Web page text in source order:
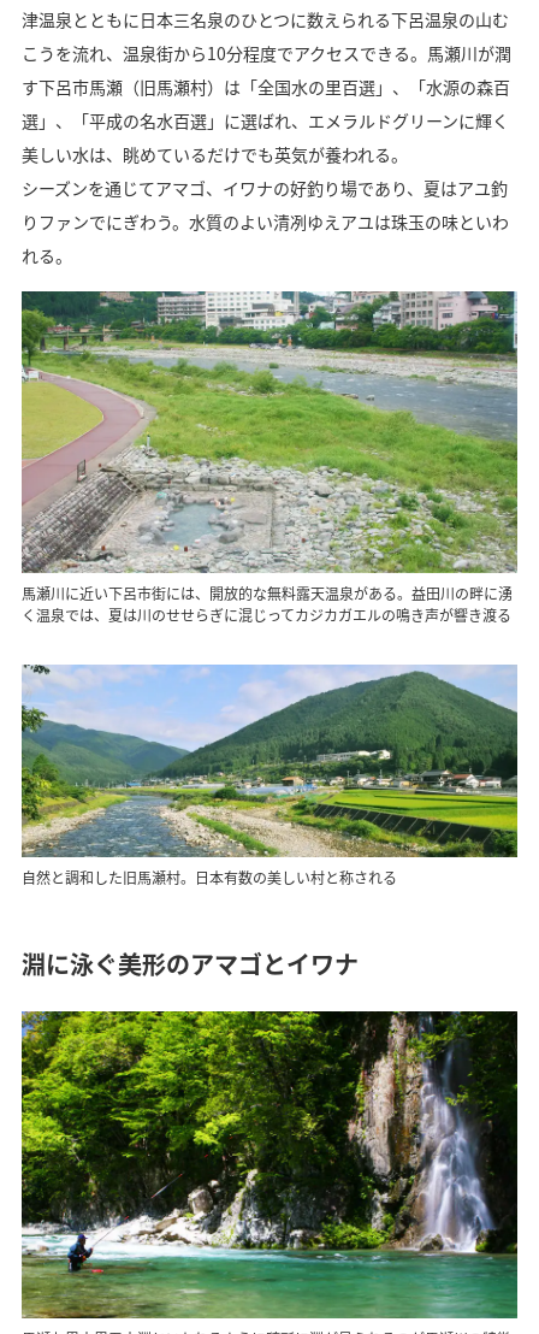
津温泉とともに日本三名泉のひとつに数えられる下呂温泉の山む
こうを流れ、温泉街から10分程度でアクセスできる。馬瀬川が潤
す下呂市馬瀬（旧馬瀬村）は「全国水の里百選」、「水源の森百
選」、「平成の名水百選」に選ばれ、エメラルドグリーンに輝く
美しい水は、眺めているだけでも英気が養われる。
シーズンを通じてアマゴ、イワナの好釣り場であり、夏はアユ釣
りファンでにぎわう。水質のよい清冽ゆえアユは珠玉の味といわ
れる。
馬瀬川に近い下呂市街には、開放的な無料露天温泉がある。益田川の畔に湧
く温泉では、夏は川のせせらぎに混じってカジカガエルの鳴き声が響き渡る
自然と調和した旧馬瀬村。日本有数の美しい村と称される
淵に泳ぐ美形のアマゴとイワナ